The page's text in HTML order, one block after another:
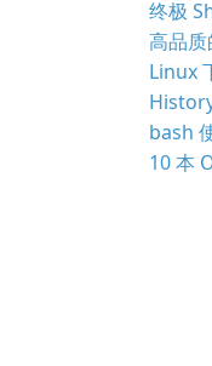
终极
高品
Linux
bash
10 本